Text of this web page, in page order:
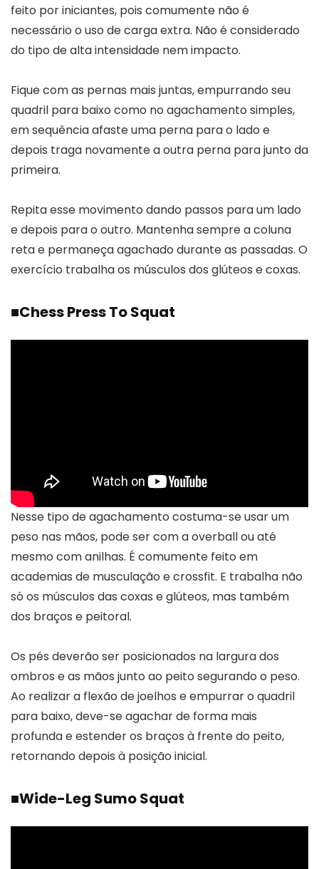
feito por iniciantes, pois comumente não é
necessário o uso de carga extra. Não é considerado
do tipo de alta intensidade nem impacto.
Fique com as pernas mais juntas, empurrando seu
quadril para baixo como no agachamento simples,
em sequência afaste uma perna para o lado e
depois traga novamente a outra perna para junto da
primeira.
Repita esse movimento dando passos para um lado
e depois para o outro. Mantenha sempre a coluna
reta e permaneça agachado durante as passadas. O
exercício trabalha os músculos dos glúteos e coxas.
■Chess Press To Squat
Nesse tipo de agachamento costuma-se usar um
peso nas mãos, pode ser com a overball ou até
mesmo com anilhas. É comumente feito em
academias de musculação e crossfit. E trabalha não
só os músculos das coxas e glúteos, mas também
dos braços e peitoral.
Os pés deverão ser posicionados na largura dos
ombros e as mãos junto ao peito segurando o peso.
Ao realizar a flexão de joelhos e empurrar o quadril
para baixo, deve-se agachar de forma mais
profunda e estender os braços à frente do peito,
retornando depois à posição inicial.
■Wide-Leg Sumo Squat